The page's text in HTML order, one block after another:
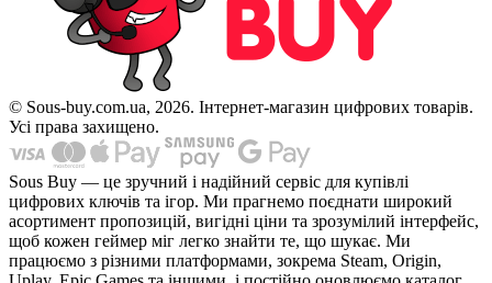
© Sous-buy.com.ua, 2026. Інтернет-магазин цифрових товарів.
Усі права захищено.
Sous Buy — це зручний і надійний сервіс для купівлі
цифрових ключів та ігор. Ми прагнемо поєднати широкий
асортимент пропозицій, вигідні ціни та зрозумілий інтерфейс,
щоб кожен геймер міг легко знайти те, що шукає. Ми
працюємо з різними платформами, зокрема Steam, Origin,